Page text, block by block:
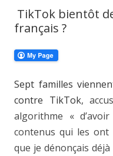
TikTok bientôt
français ?
Sept familles
contre TikTok,
algorithme «
contenus qui les ont
que je dénonçais